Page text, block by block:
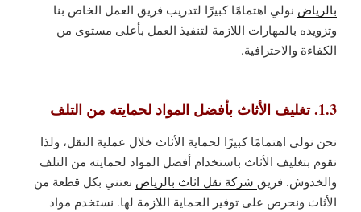
بالرياض نولي اهتمامًا كبيرًا لتدريب فريق العمل الخاص بنا
وتزويده بالمهارات اللازمة لتنفيذ العمل بأعلى مستوى من
الكفاءة والاحترافية.
1.3. تغليف الأثاث بأفضل المواد لحمايته من التلف
نحن نولي اهتمامًا كبيرًا لحماية الأثاث خلال عملية النقل، ولذا
نقوم بتغليف الأثاث باستخدام أفضل المواد لحمايته من التلف
والخدوش. فريق شركة نقل اثاث بالرياض نعتني بكل قطعة من
الأثاث ونحرص على توفير الحماية اللازمة لها. نستخدم مواد